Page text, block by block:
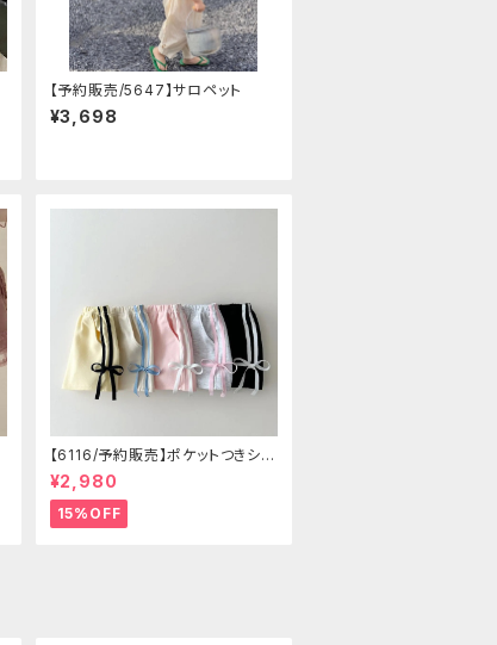
【予約販売/5647】サロペット
¥3,698
【6116/予約販売】ポケットつきショ
ートパン
¥2,980
15%OFF